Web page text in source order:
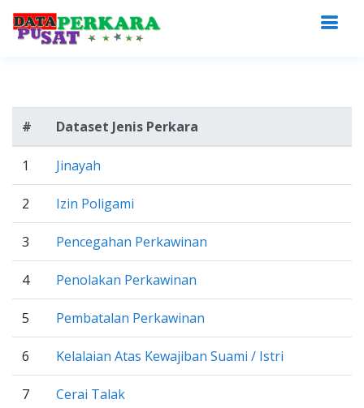
# Dataset Jenis Perkara
1 Jinayah
2 Izin Poligami
3 Pencegahan Perkawinan
4 Penolakan Perkawinan
5 Pembatalan Perkawinan
6 Kelalaian Atas Kewajiban Suami / Istri
7 Cerai Talak